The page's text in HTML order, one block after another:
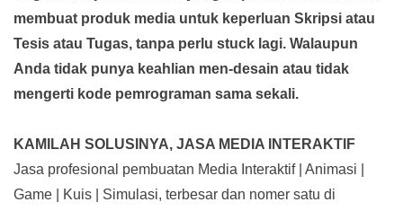
membuat produk media untuk keperluan Skripsi atau
Tesis atau Tugas, tanpa perlu stuck lagi. Walaupun
Anda tidak punya keahlian men-desain atau tidak
mengerti kode pemrograman sama sekali.
KAMILAH SOLUSINYA, JASA MEDIA INTERAKTIF
Jasa profesional pembuatan Media Interaktif | Animasi |
Game | Kuis | Simulasi, terbesar dan nomer satu di